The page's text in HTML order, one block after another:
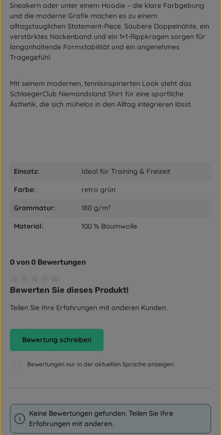
Sneakern oder unter einem Hoodie – die klare Farbgebung
und die moderne Grafik machen es zu einem
alltagstauglichen Statement-Piece. Saubere Doppelnähte, ein
verstärktes Nackenband und ein 1×1-Rippkragen sorgen für
langanhaltende Formstabilität und ein angenehmes
Tragegefühl.
Mit seinem modernen, tennisinspirierten Look steht das
SchlaegerClub Niemandsland Shirt für eine sportliche
Ästhetik, die sich mühelos in den Alltag integrieren lässt.
Einsatz: Ideal für Training & Freizeit
Farbe: retro grün
Grammatur: 180 g/m²
Material: 100 % Baumwolle
0 von 0 Bewertungen
Durchschnittliche Bewertung von 0 von 5 Sternen
Bewerten Sie dieses Produkt!
Teilen Sie Ihre Erfahrungen mit anderen Kunden.
Bewertung schreiben
Bewertungen nur in der aktuellen Sprache anzeigen.
Keine Bewertungen gefunden. Teilen Sie Ihre
Erfahrungen mit anderen.